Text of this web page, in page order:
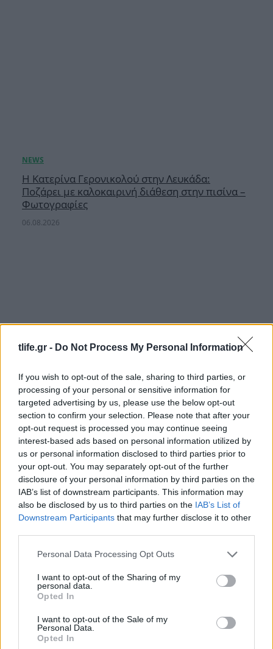
tlife.gr - Do Not Process My Personal Information
If you wish to opt-out of the sale, sharing to third parties, or
processing of your personal or sensitive information for
targeted advertising by us, please use the below opt-out
section to confirm your selection. Please note that after your
opt-out request is processed you may continue seeing
interest-based ads based on personal information utilized by
us or personal information disclosed to third parties prior to
your opt-out. You may separately opt-out of the further
disclosure of your personal information by third parties on the
IAB’s list of downstream participants. This information may
also be disclosed by us to third parties on the IAB’s List of
Downstream Participants that may further disclose it to other
Please note that this website/app uses one or more Google
not limited to your visit or usage behaviour. You may click to
grant or deny consent to Google and its third-party tags to
use your data for below specified purposes in below Google
consent section.
Personal Data Processing Opt Outs
I want to opt-out of the Sharing of my
personal data.
Opted In
I want to opt-out of the Sale of my
Personal Data.
Opted In
Η Κατερίνα Γερονικολού στην Λευκάδα:
Ποζάρει με καλοκαιρινή διάθεση στην πισίνα –
Φωτογραφίες
06.08.2026
Αθηνά Οικονομάκου: Το βίντεο από τις
διακοπές της στο Μπόρα Μπόρα και το δίλημμα
– «Είμαι ξαπλωμένη έχοντας αυτή τη θέα»
06.08.2026